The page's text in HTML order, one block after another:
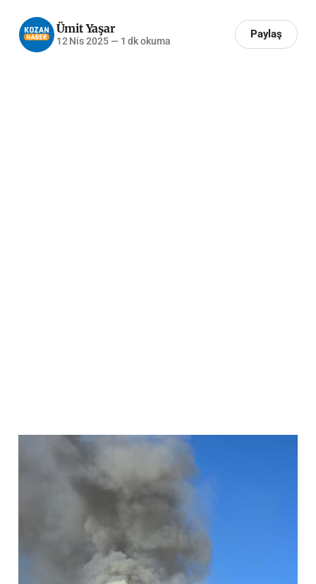
Ümit Yaşar
12 Nis 2025 — 1 dk okuma
Paylaş